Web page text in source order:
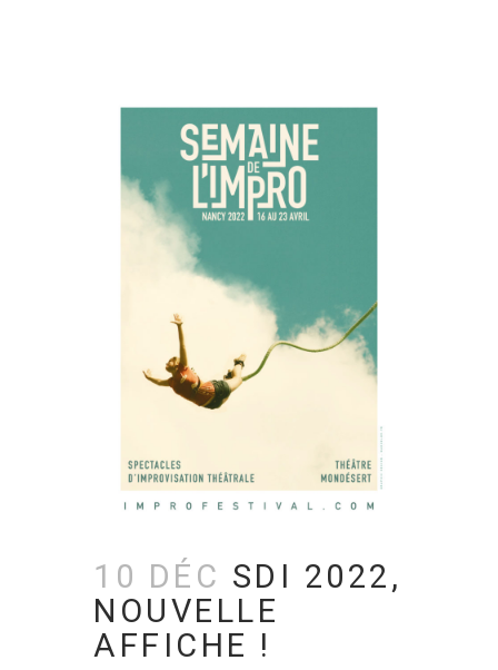
10 DÉC SDI 2022,
NOUVELLE
AFFICHE !